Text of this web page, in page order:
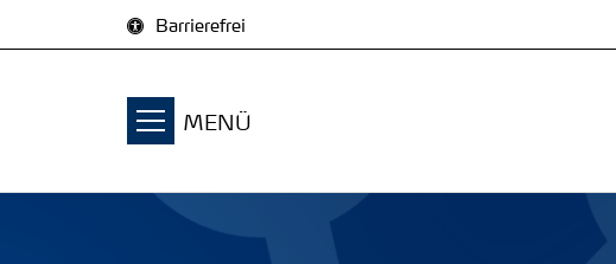
Barrierefrei
MENÜ